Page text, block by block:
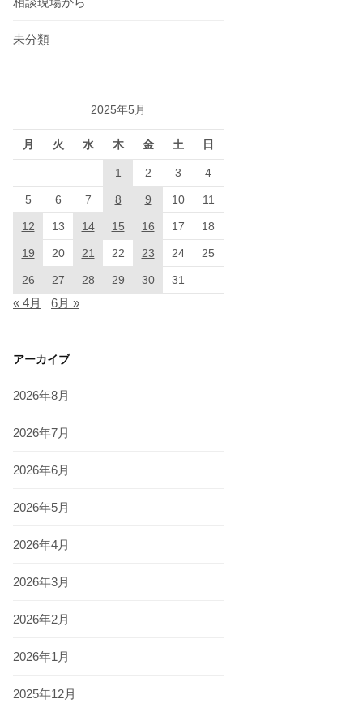
未分類
2025年5月
月 火 水 木 金 土 日
1 2 3 4
5 6 7 8 9 10 11
12 13 14 15 16 17 18
19 20 21 22 23 24 25
26 27 28 29 30 31
« 4月 6月 »
アーカイブ
2026年8月
2026年7月
2026年6月
2026年5月
2026年4月
2026年3月
2026年2月
2026年1月
2025年12月